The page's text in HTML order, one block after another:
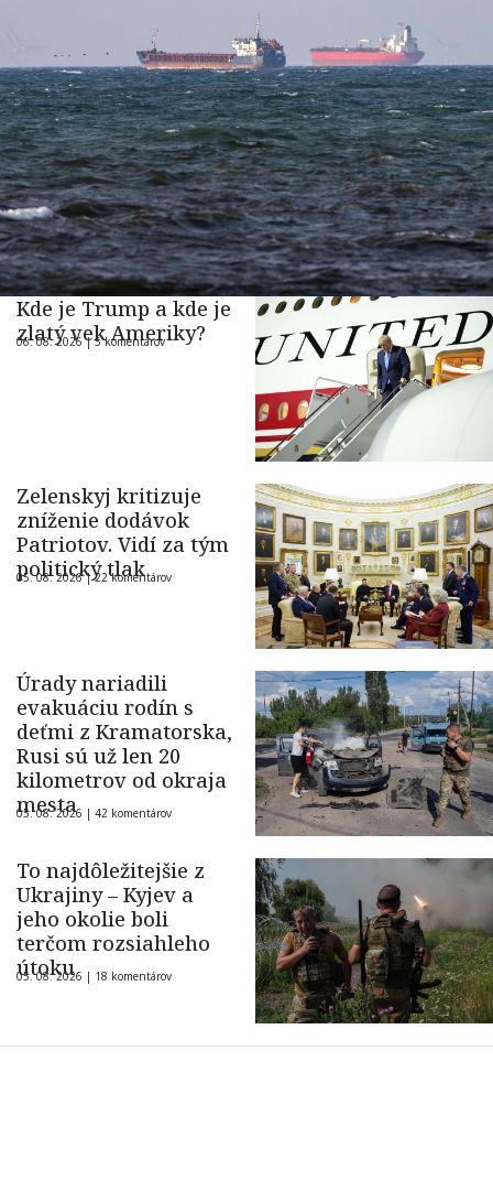
Kde je Trump a kde je
zlatý vek Ameriky?
06. 08. 2026 |5 komentárov
Zelenskyj kritizuje
zníženie dodávok
Patriotov. Vidí za tým
politický tlak
05. 08. 2026 |22 komentárov
Úrady nariadili
evakuáciu rodín s
deťmi z Kramatorska,
Rusi sú už len 20
kilometrov od okraja
mesta
05. 08. 2026 | 42 komentárov
To najdôležitejšie z
Ukrajiny – Kyjev a
jeho okolie boli
terčom rozsiahleho
útoku
05. 08. 2026 | 18 komentárov